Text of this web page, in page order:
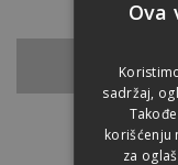
Ova
sadržaj,
korišćenju
za